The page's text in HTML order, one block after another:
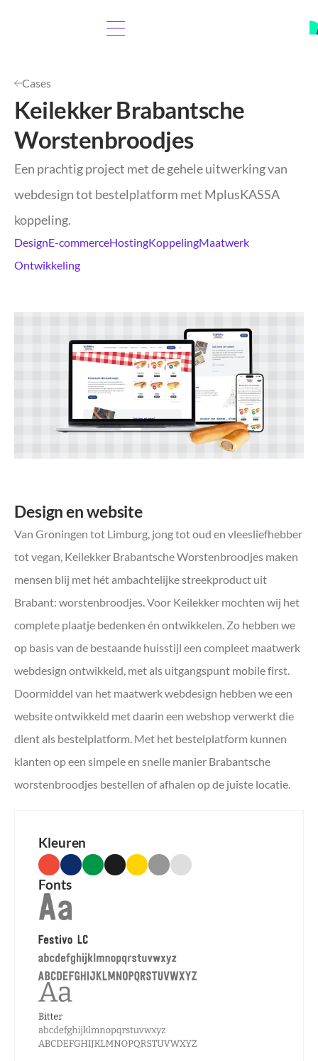
Cases
Keilekker Brabantsche
Worstenbroodjes
Een prachtig project met de gehele uitwerking van
webdesign tot bestelplatform met MplusKASSA
koppeling.
DesignE-commerceHostingKoppelingMaatwerk
Ontwikkeling
Design en website
Van Groningen tot Limburg, jong tot oud en vleesliefhebber
tot vegan, Keilekker Brabantsche Worstenbroodjes maken
mensen blij met hét ambachtelijke streekproduct uit
Brabant: worstenbroodjes. Voor Keilekker mochten wij het
complete plaatje bedenken én ontwikkelen. Zo hebben we
op basis van de bestaande huisstijl een compleet maatwerk
webdesign ontwikkeld, met als uitgangspunt mobile first.
Doormiddel van het maatwerk webdesign hebben we een
website ontwikkeld met daarin een webshop verwerkt die
dient als bestelplatform. Met het bestelplatform kunnen
klanten op een simpele en snelle manier Brabantsche
worstenbroodjes bestellen of afhalen op de juiste locatie.
Kleuren
Fonts